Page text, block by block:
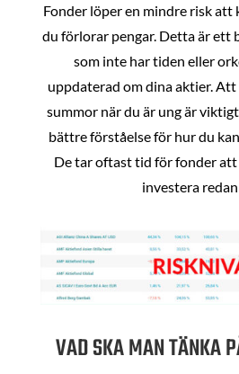
Fonder löper en mindre risk att
du förlorar pengar. Detta är ett
som inte har tiden eller
uppdaterad om dina aktier.
summor när du är ung är
bättre förståelse för hur du
De tar oftast tid för fonder att
investera
VAD SKA MAN TÄNKA